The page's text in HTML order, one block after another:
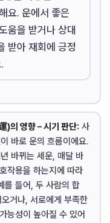
요. 운에서 좋은
움을 받거나 상대
받아 재회에 긍정
의 영향 – 시기 판단: 사
바로 운의 흐름이에요.
바뀌는 세운, 매달 바
작용을 하는지에 따라
를 들어, 두 사람의 합
거나, 서로에게 부족한
능성이 높아질 수 있어